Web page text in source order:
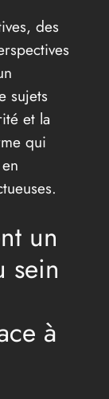
des
sujets
et la
qui
un
sein
à